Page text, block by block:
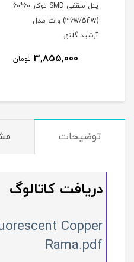
پنل سقفی SMD توکار 60*60
(36w/54w) وات مدل
آرشید گلنور
3,855,000 تومان
توضیحات
دریافت کاتالوگ
Copper
Rama.pdf